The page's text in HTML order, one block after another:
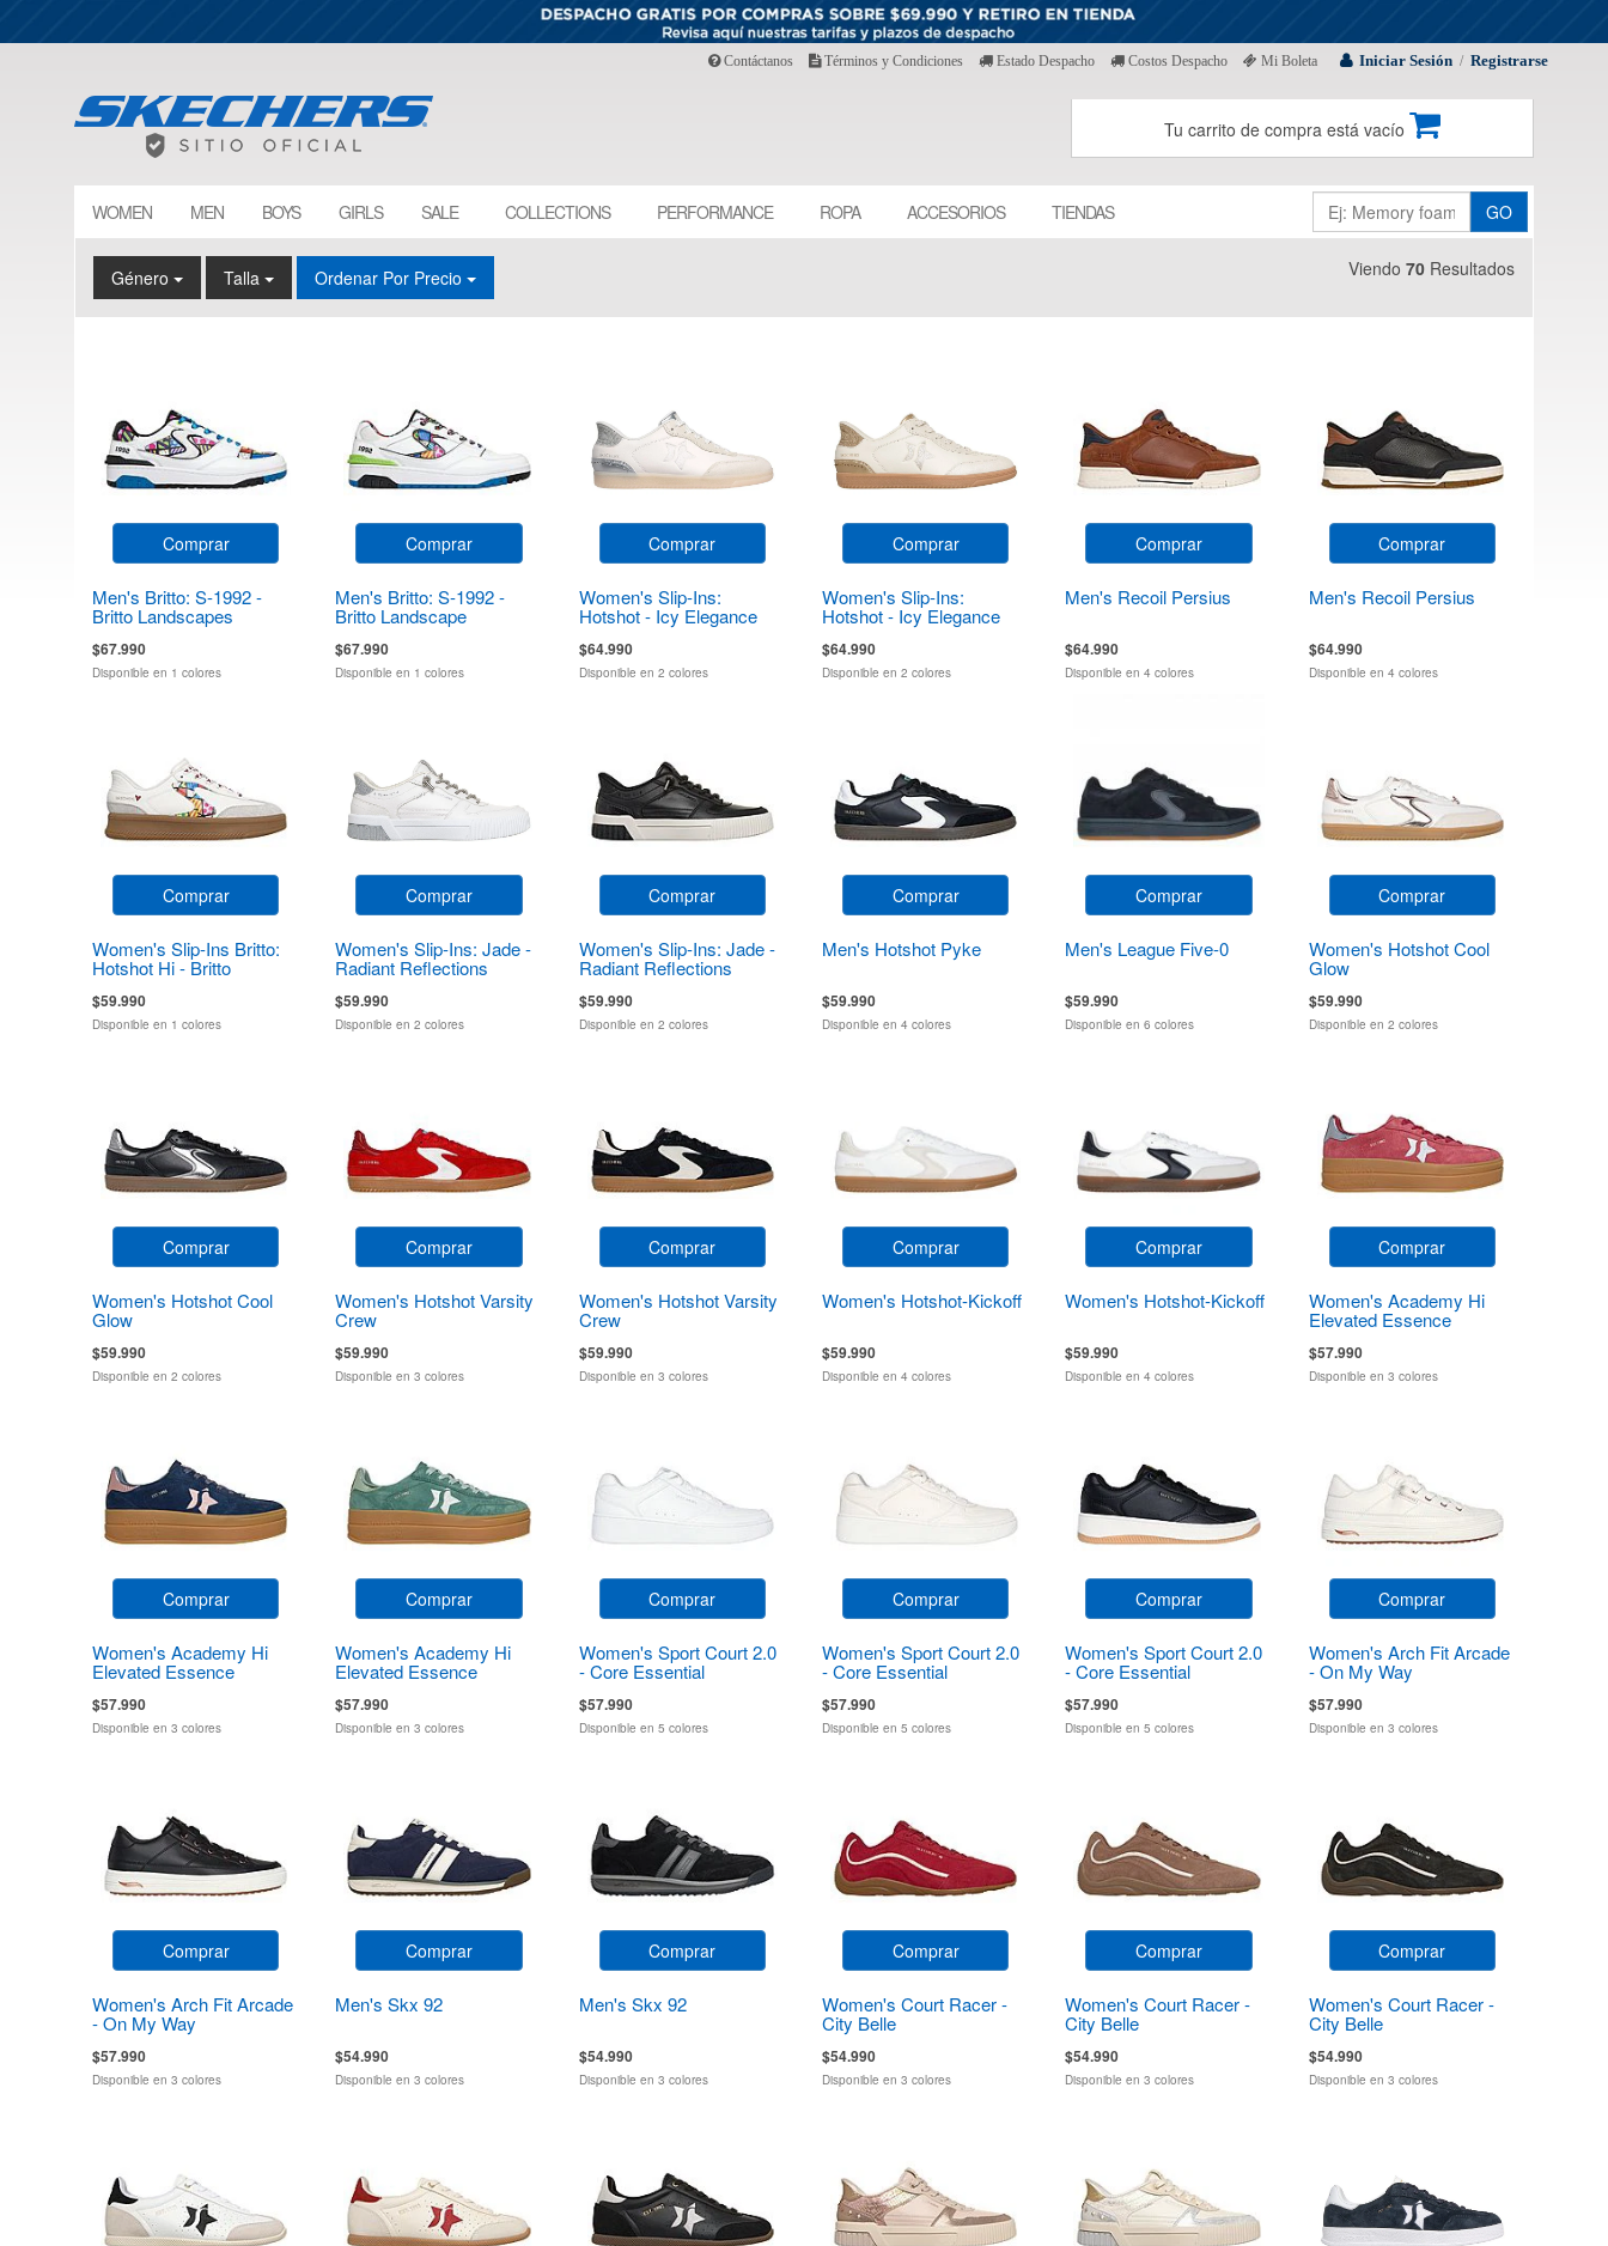
Iniciar Sesión / Registrarse
Contáctanos Términos y Condiciones Estado Despacho Costos Despacho Mi Boleta
Tu carrito de compra está vacío
WOMEN MEN BOYS GIRLS SALE COLLECTIONS PERFORMANCE ROPA ACCESORIOS TIENDAS GO
Género Talla Ordenar Por Precio Viendo 70 Resultados
Comprar
Men's Britto: S-1992 -
Britto Landscapes
$67.990
Disponible en 1 colores
Comprar
Men's Britto: S-1992 -
Britto Landscape
$67.990
Disponible en 1 colores
Comprar
Women's Slip-Ins:
Hotshot - Icy Elegance
$64.990
Disponible en 2 colores
Comprar
Women's Slip-Ins:
Hotshot - Icy Elegance
$64.990
Disponible en 2 colores
Comprar
Men's Recoil Persius
$64.990
Disponible en 4 colores
Comprar
Men's Recoil Persius
$64.990
Disponible en 4 colores
Comprar
Women's Slip-Ins Britto:
Hotshot Hi - Britto
$59.990
Disponible en 1 colores
Comprar
Women's Slip-Ins: Jade -
Radiant Reflections
$59.990
Disponible en 2 colores
Comprar
Women's Slip-Ins: Jade -
Radiant Reflections
$59.990
Disponible en 2 colores
Comprar
Men's Hotshot Pyke
$59.990
Disponible en 4 colores
Comprar
Men's League Five-0
$59.990
Disponible en 6 colores
Comprar
Women's Hotshot Cool
Glow
$59.990
Disponible en 2 colores
Comprar
Women's Hotshot Cool
Glow
$59.990
Disponible en 2 colores
Comprar
Women's Hotshot Varsity
Crew
$59.990
Disponible en 3 colores
Comprar
Women's Hotshot Varsity
Crew
$59.990
Disponible en 3 colores
Comprar
Women's Hotshot-Kickoff
$59.990
Disponible en 4 colores
Comprar
Women's Hotshot-Kickoff
$59.990
Disponible en 4 colores
Comprar
Women's Academy Hi
Elevated Essence
$57.990
Disponible en 3 colores
Comprar
Women's Academy Hi
Elevated Essence
$57.990
Disponible en 3 colores
Comprar
Women's Academy Hi
Elevated Essence
$57.990
Disponible en 3 colores
Comprar
Women's Sport Court 2.0
- Core Essential
$57.990
Disponible en 5 colores
Comprar
Women's Sport Court 2.0
- Core Essential
$57.990
Disponible en 5 colores
Comprar
Women's Sport Court 2.0
- Core Essential
$57.990
Disponible en 5 colores
Comprar
Women's Arch Fit Arcade
- On My Way
$57.990
Disponible en 3 colores
Comprar
Women's Arch Fit Arcade
- On My Way
$57.990
Disponible en 3 colores
Comprar
Men's Skx 92
$54.990
Disponible en 3 colores
Comprar
Men's Skx 92
$54.990
Disponible en 3 colores
Comprar
Women's Court Racer -
City Belle
$54.990
Disponible en 3 colores
Comprar
Women's Court Racer -
City Belle
$54.990
Disponible en 3 colores
Comprar
Women's Court Racer -
City Belle
$54.990
Disponible en 3 colores